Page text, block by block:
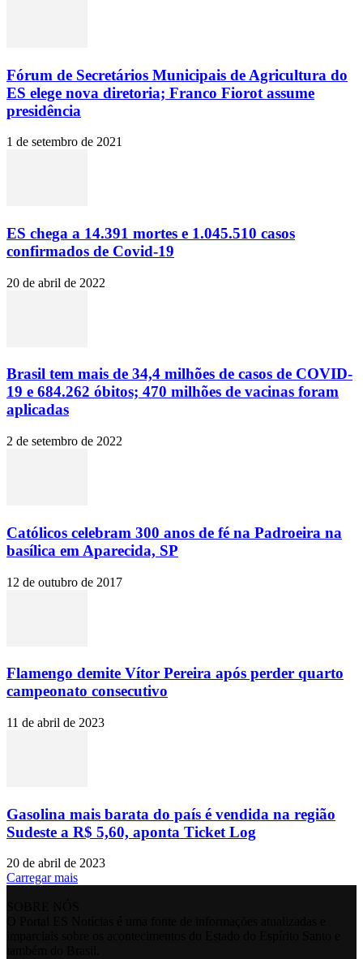
Fórum de Secretários Municipais de Agricultura do
ES elege nova diretoria; Franco Fiorot assume
presidência
1 de setembro de 2021
ES chega a 14.391 mortes e 1.045.510 casos
confirmados de Covid-19
20 de abril de 2022
Brasil tem mais de 34,4 milhões de casos de COVID-
19 e 684.262 óbitos; 470 milhões de vacinas foram
aplicadas
2 de setembro de 2022
Católicos celebram 300 anos de fé na Padroeira na
basílica em Aparecida, SP
12 de outubro de 2017
Flamengo demite Vítor Pereira após perder quarto
campeonato consecutivo
11 de abril de 2023
Gasolina mais barata do país é vendida na região
Sudeste a R$ 5,60, aponta Ticket Log
20 de abril de 2023
Carregar mais